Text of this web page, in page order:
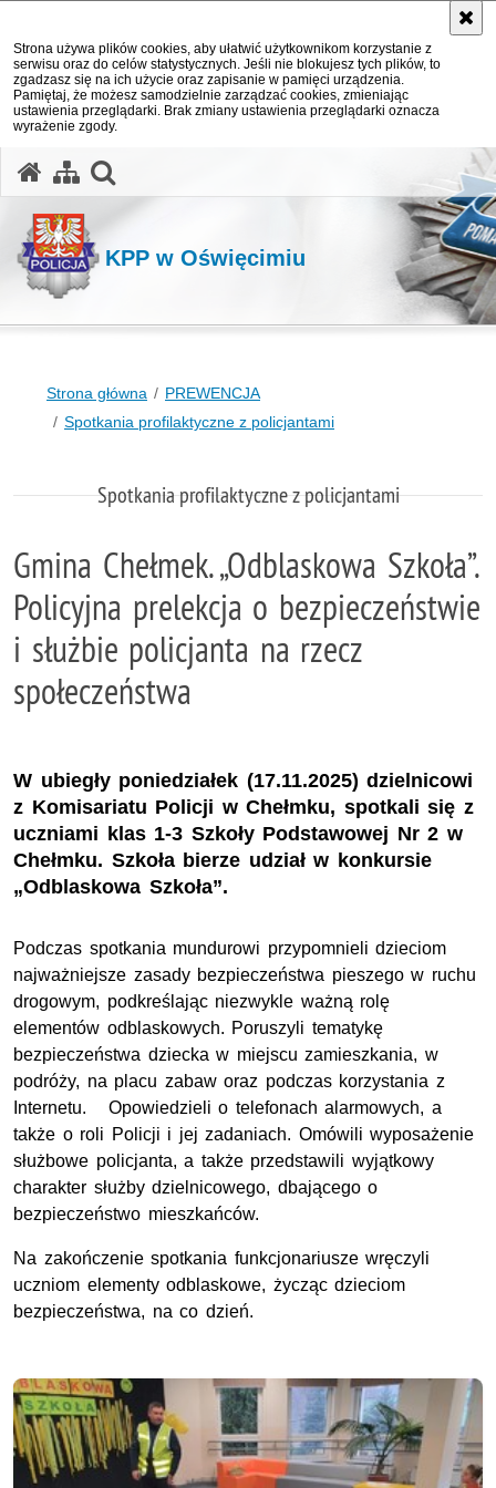
Strona używa plików cookies, aby ułatwić użytkownikom korzystanie z
serwisu oraz do celów statystycznych. Jeśli nie blokujesz tych plików, to
zgadzasz się na ich użycie oraz zapisanie w pamięci urządzenia.
Pamiętaj, że możesz samodzielnie zarządzać cookies, zmieniając
ustawienia przeglądarki. Brak zmiany ustawienia przeglądarki oznacza
wyrażenie zgody.
KPP w Oświęcimiu
Strona główna
PREWENCJA
Spotkania profilaktyczne z policjantami
Spotkania profilaktyczne z policjantami
Gmina Chełmek. „Odblaskowa Szkoła”.
Policyjna prelekcja o bezpieczeństwie
i służbie policjanta na rzecz
społeczeństwa
W ubiegły poniedziałek (17.11.2025) dzielnicowi
z Komisariatu Policji w Chełmku, spotkali się z
uczniami klas 1-3 Szkoły Podstawowej Nr 2 w
Chełmku. Szkoła bierze udział w konkursie
„Odblaskowa Szkoła”.
Podczas spotkania mundurowi przypomnieli dzieciom
najważniejsze zasady bezpieczeństwa pieszego w ruchu
drogowym, podkreślając niezwykle ważną rolę
elementów odblaskowych. Poruszyli tematykę
bezpieczeństwa dziecka w miejscu zamieszkania, w
podróży, na placu zabaw oraz podczas korzystania z
Internetu. Opowiedzieli o telefonach alarmowych, a
także o roli Policji i jej zadaniach. Omówili wyposażenie
służbowe policjanta, a także przedstawili wyjątkowy
charakter służby dzielnicowego, dbającego o
bezpieczeństwo mieszkańców.
Na zakończenie spotkania funkcjonariusze wręczyli
uczniom elementy odblaskowe, życząc dzieciom
bezpieczeństwa, na co dzień.